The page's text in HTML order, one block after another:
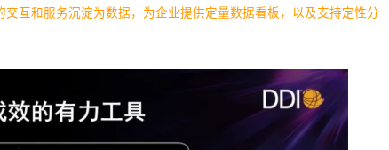
互和服务沉淀为数据，为企业提供定量数据看板，以及支持定性分